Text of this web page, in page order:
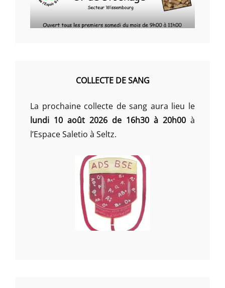
COLLECTE DE SANG
La prochaine collecte de sang aura lieu le
lundi 10 août 2026 de 16h30 à 20h00 à
l’Espace Saletio à Seltz.